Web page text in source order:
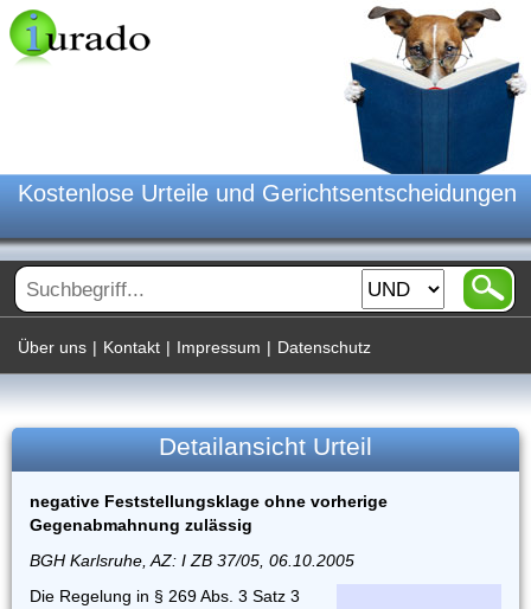
Kostenlose Urteile und Gerichtsentscheidungen
Über uns | Kontakt | Impressum | Datenschutz
Detailansicht Urteil
negative Feststellungsklage ohne vorherige
Gegenabmahnung zulässig
BGH Karlsruhe, AZ: I ZB 37/05, 06.10.2005
Die Regelung in § 269 Abs. 3 Satz 3